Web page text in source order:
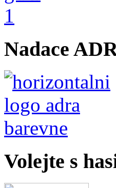
Nadace
Volejte s